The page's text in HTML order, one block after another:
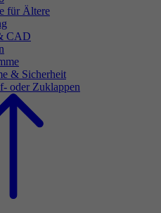
für Ältere
CAD
& Sicherheit
oder Zuklappen